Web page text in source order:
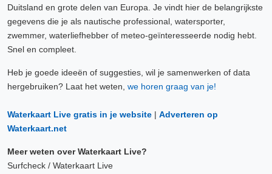
Duitsland en grote delen van Europa. Je vindt hier de belangrijkste
gegevens die je als nautische professional, watersporter,
zwemmer, waterliefhebber of meteo-geïnteresseerde nodig hebt.
Snel en compleet.
Heb je goede ideeën of suggesties, wil je samenwerken of data
hergebruiken? Laat het weten, we horen graag van je!
Waterkaart Live gratis in je website | Adverteren op
Waterkaart.net
Meer weten over Waterkaart Live?
Surfcheck / Waterkaart Live